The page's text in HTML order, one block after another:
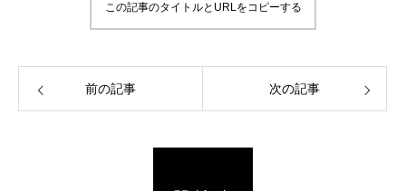
この記事のタイトルとURLをコピーする
前の記事 次の記事